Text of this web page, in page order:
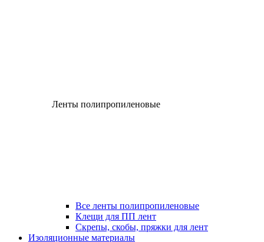
Ленты полипропиленовые
Все ленты полипропиленовые
Клещи для ПП лент
Скрепы, скобы, пряжки для лент
Изоляционные материалы